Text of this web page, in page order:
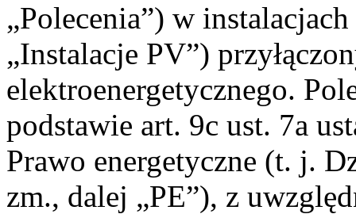
„Polecenia”) w
„Instalacje PV”)
elektroenergetycznego.
podstawie art. 9c ust. 7a
Prawo energetyczne (t. j.
zm., dalej „PE”), z